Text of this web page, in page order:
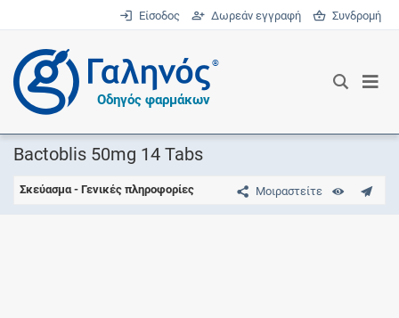
Είσοδος Δωρεάν εγγραφή Συνδρομή
®
Οδηγός φαρμάκων
Bactoblis 50mg 14 Tabs
Μοιραστείτε
Σκεύασμα - Γενικές πληροφορίες